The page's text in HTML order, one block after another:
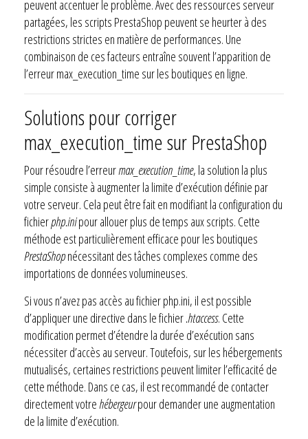
peuvent accentuer le problème. Avec des ressources serveur
partagées, les scripts PrestaShop peuvent se heurter à des
restrictions strictes en matière de performances. Une
combinaison de ces facteurs entraîne souvent l’apparition de
l’erreur max_execution_time sur les boutiques en ligne.
Solutions pour corriger
max_execution_time sur PrestaShop
Pour résoudre l’erreurmax_execution_time, la solution la plus
simple consiste à augmenter la limite d’exécution définie par
votre serveur. Cela peut être fait en modifiant la configuration du
fichierphp.inipour allouer plus de temps aux scripts. Cette
méthode est particulièrement efficace pour les boutiques
PrestaShopnécessitant des tâches complexes comme des
importations de données volumineuses.
Si vous n’avez pas accès au fichier php.ini, il est possible
d’appliquer une directive dans le fichier.htaccess. Cette
modification permet d’étendre la durée d’exécution sans
nécessiter d’accès au serveur. Toutefois, sur les hébergements
mutualisés, certaines restrictions peuvent limiter l’efficacité de
cette méthode. Dans ce cas, il est recommandé de contacter
directement votre hébergeurpour demander une augmentation
de la limite d’exécution.